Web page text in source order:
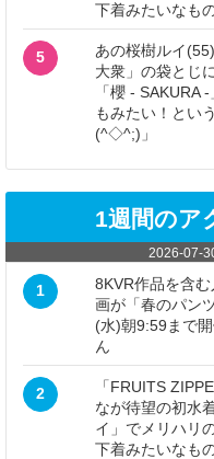
下着みたいなも
5
あの桜樹ルイ
大衆」の袋とじ
「櫻 - SAKURA
もみたい！とい
(^◇^;)」
1週間のア
2026-07-
1
8KVR作品を含
画が「春のパン
(水)朝9:59まで
ん
2
「FRUITS
なが待望の初水
イ」でメリハリ
下着みたいなも